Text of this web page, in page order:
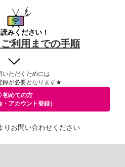
みください！
利用までの手順
ただくためには
録が必要となります★
めての方
・アカウント登録）
りお問い合わせください